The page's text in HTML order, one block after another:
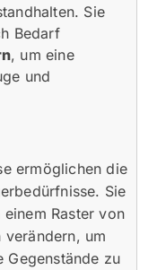
Sie
Bedarf
, um eine
und
ermöglichen die
Sie
Raster von
um
zu